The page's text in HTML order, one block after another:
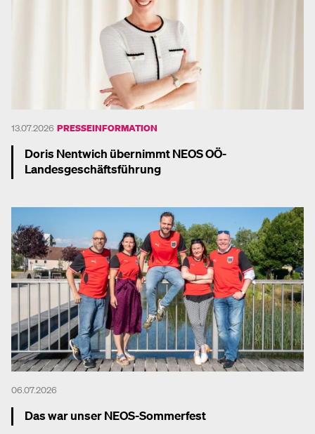
13.07.2026 PRESSEINFORMATION
Doris Nentwich übernimmt NEOS OÖ-
Landesgeschäftsführung
06.07.2026
Das war unser NEOS-Sommerfest